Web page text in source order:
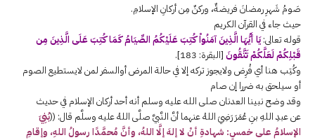
صَومُ شَهرِ رمضانَ فريضةٌ، وركنٌ مِن أركانِ الإسلامِ.
حيث جاء في القرآن الكريم
قوله تعالى:يَا أَيُّهَا الَّذِينَ آمَنُواْ كُتِبَ عَلَيْكُمُ الصِّيَامُ كَمَا كُتِبَ عَلَى الَّذِينَ مِن
قَبْلِكُمْ لَعَلَّكُمْ تَتَّقُونَ [البقرة: 183]
.
وكُتِب هنا أي فُرِض ولايجوز تركه إلا في حالة المرض أوالسفر لمن لايستطيع الصوم
أو سيلحق به ضررا إن صام
وقد وضح نبينا العدنان صلى الله عليه وسلم أنه أحد أركان الإسلام في حديث
عن عبدِ اللهِ بنِ عُمَرَ رَضِيَ اللهُ عنهما أنَّ النَّبيَّ صلَّى اللهُ عليه وسلَّم قال: ((بُنِيَ
الإسلامُ على خمسٍ: شهادةِ أنْ لا إلهَ إلَّا اللهُ، وأنَّ مُحمَّدًا رسولُ اللهِ، وإقامِ